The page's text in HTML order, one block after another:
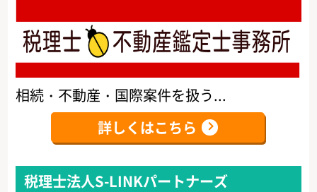
相続・不動産・国際案件を扱う...
詳しくはこちら
税理士法人S-LINKパートナーズ